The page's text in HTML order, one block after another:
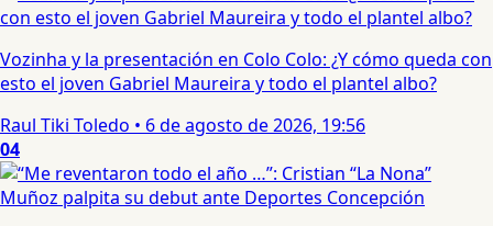
Vozinha y la presentación en Colo Colo: ¿Y cómo queda con
esto el joven Gabriel Maureira y todo el plantel albo?
Raul Tiki Toledo • 6 de agosto de 2026, 19:56
04